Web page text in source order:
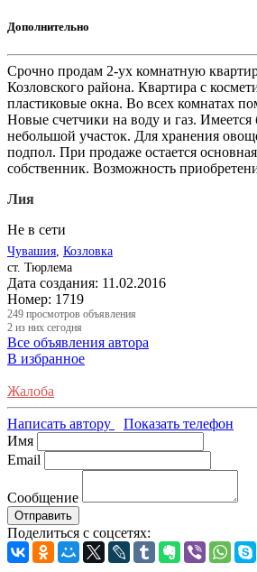
Дополнительно
Срочно продам 2-ух комнатную
Козловского района. Квартира с
пластиковые окна. Во всех комнатах
Новые счетчики на воду и газ.
небольшой участок. Для хранения
подпол. При продаже остается
собственник. Возможность
Лия
Не в сети
Чувашия Козловка
ст. Тюрлема
Дата создания: 11.02.2016
Номер: 1719
249 просмотров объявления
2 из них сегодня
Все объявления автора
В избранное
Жалоба
Написать автору
Показать телефон
Имя
Email
Сообщение
Отправить
Поделиться с соцсетях: